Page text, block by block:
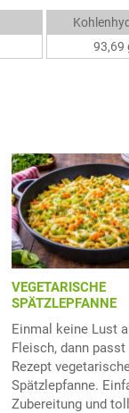
93,69
VEGETARISCHE
SPÄTZLEPFANNE
Einmal keine Lust
Fleisch, dann passt
Rezept
Spätzlepfanne.
Zubereitung und